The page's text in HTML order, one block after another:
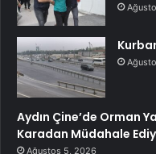
Aydın Çine’de Orman
Karadan Müdahale
Ağustos 5, 2026